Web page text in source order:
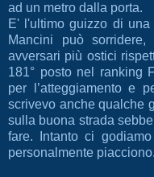
ad un metro dalla porta.
E' l'ultimo guizzo di
Mancini può
avversari più ostici
181° posto nel ranking
per l’atteggiamento e
scrivevo anche qualche
sulla buona strada
fare. Intanto ci
personalmente